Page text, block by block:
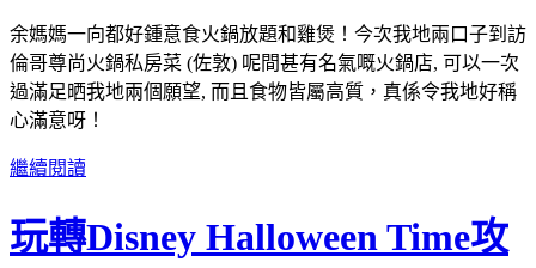
余媽媽一向都好鍾意食火鍋放題和雞煲！今次我地兩口子到訪
倫哥尊尚火鍋私房菜 (佐敦) 呢間甚有名氣嘅火鍋店, 可以一次
過滿足晒我地兩個願望, 而且食物皆屬高質，真係令我地好稱
心滿意呀！
繼續閱讀
玩轉Disney Halloween Time攻